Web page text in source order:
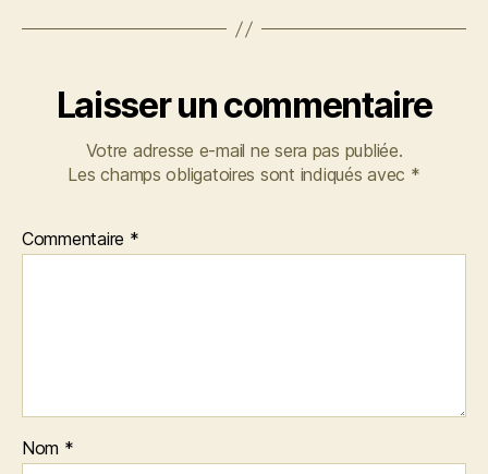
Laisser un commentaire
Votre adresse e-mail ne sera pas publiée.
Les champs obligatoires sont indiqués avec *
Commentaire *
Nom *